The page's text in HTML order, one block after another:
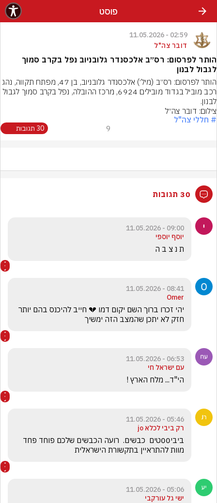
פוסט
02:59 - 11.05.2026
דובר צה"ל
הותר לפרסום: רס״ב אלכסנדר גלובניוב נפל בקרב סמוך
לגבול לבנון
לבנון.
צילום: דובר צה״ל
# חללי צה"ל
9 30 תגובות
30 תגובות
09:00 - 11.05.2026
יוסף יוספי
ת נ צ ב ה
08:41 - 11.05.2026
Omer
חזק לא יתכן שהמצב הזה ימשיך
06:53 - 11.05.2026
עם ישראל חי
הי"ד... מלח הארץ !
05:46 - 11.05.2026
רק ביבי לכלא jo
מוות להתראיין בתקשורת הישראלית
05:06 - 11.05.2026
ישי גל עורקבי